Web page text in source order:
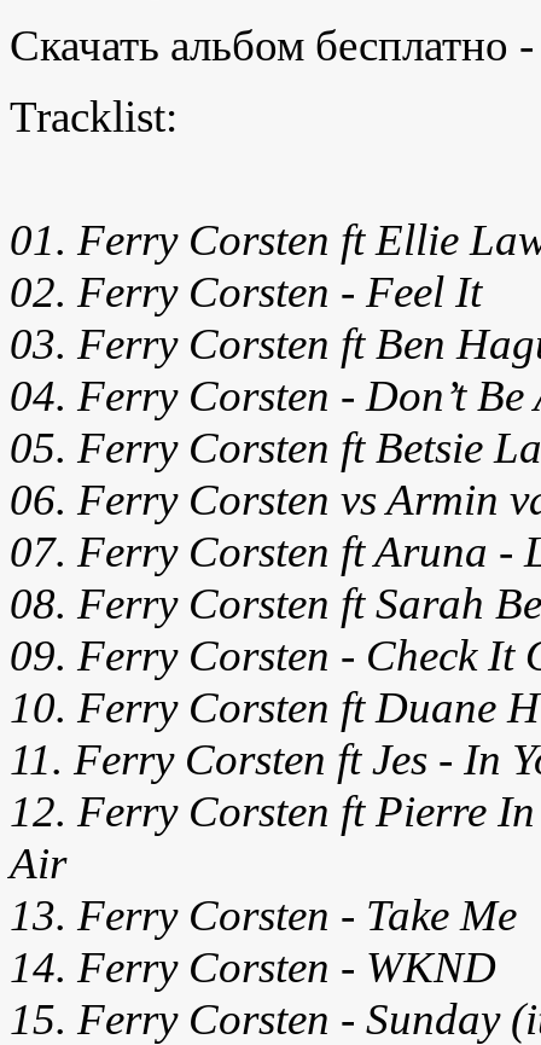
Скачать альбом бесплатно
Tracklist:
01. Ferry Corsten ft Ellie
02. Ferry Corsten - Feel It
03. Ferry Corsten ft Ben
04. Ferry Corsten - Don’t
05. Ferry Corsten ft Betsie
06. Ferry Corsten vs Armin
07. Ferry Corsten ft Aruna -
08. Ferry Corsten ft Sarah
09. Ferry Corsten - Check It
10. Ferry Corsten ft Duane
11. Ferry Corsten ft Jes - In
12. Ferry Corsten ft Pierre
Air
13. Ferry Corsten - Take Me
14. Ferry Corsten - WKND
15. Ferry Corsten - Sunday